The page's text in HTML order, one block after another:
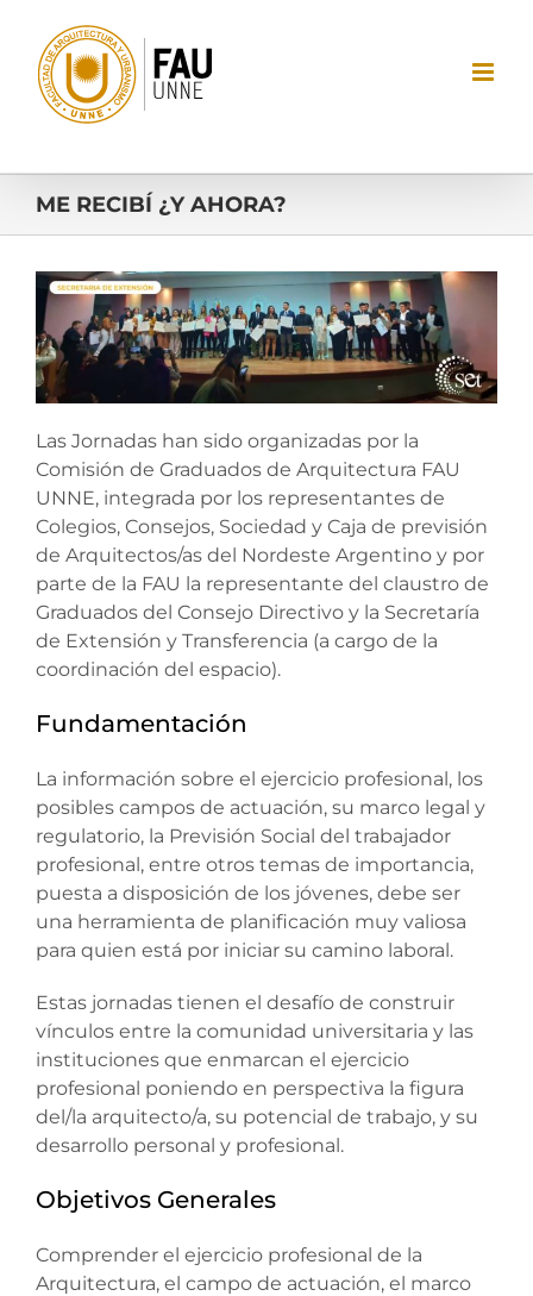
contenido
ME RECIBÍ ¿Y AHORA?
Ver
imagen
más
grande
Las Jornadas han sido organizadas por la
Comisión de Graduados de Arquitectura FAU
UNNE, integrada por los representantes de
Colegios, Consejos, Sociedad y Caja de previsión
de Arquitectos/as del Nordeste Argentino y por
parte de la FAU la representante del claustro de
Graduados del Consejo Directivo y la Secretaría
de Extensión y Transferencia (a cargo de la
coordinación del espacio).
Fundamentación
La información sobre el ejercicio profesional, los
posibles campos de actuación, su marco legal y
regulatorio, la Previsión Social del trabajador
profesional, entre otros temas de importancia,
puesta a disposición de los jóvenes, debe ser
una herramienta de planificación muy valiosa
para quien está por iniciar su camino laboral.
Estas jornadas tienen el desafío de construir
vínculos entre la comunidad universitaria y las
instituciones que enmarcan el ejercicio
profesional poniendo en perspectiva la figura
del/la arquitecto/a, su potencial de trabajo, y su
desarrollo personal y profesional.
Objetivos Generales
Comprender el ejercicio profesional de la
Arquitectura, el campo de actuación, el marco